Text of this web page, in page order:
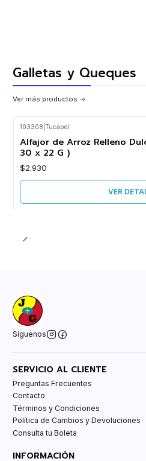
Galletas y Queques
Ver más productos
103308 Tucapel
Alfajor de Arroz Relleno
30 x 22 G )
$2.930
VER
Síguenos
SERVICIO AL CLIENTE
Preguntas Frecuentes
Contacto
Términos y Condiciones
Política de Cambios y Devoluciones
Consulta tu Boleta
INFORMACIÓN